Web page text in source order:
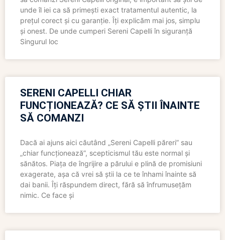
unde îl iei ca să primești exact tratamentul autentic, la
prețul corect și cu garanție. Îți explicăm mai jos, simplu
și onest. De unde cumperi Sereni Capelli în siguranță
Singurul loc
SERENI CAPELLI CHIAR
FUNCȚIONEAZĂ? CE SĂ ȘTII ÎNAINTE
SĂ COMANZI
Dacă ai ajuns aici căutând „Sereni Capelli păreri” sau
„chiar funcționează”, scepticismul tău este normal și
sănătos. Piața de îngrijire a părului e plină de promisiuni
exagerate, așa că vrei să știi la ce te înhami înainte să
dai banii. Îți răspundem direct, fără să înfrumusețăm
nimic. Ce face și